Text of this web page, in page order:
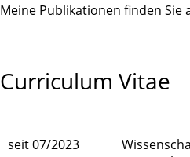
Meine Publikationen finden Sie
Curriculum Vitae
seit 07/2023